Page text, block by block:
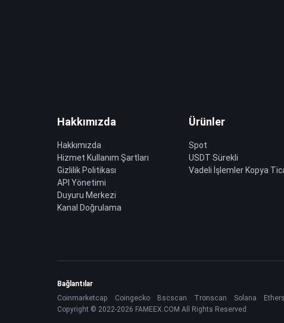
Hakkımızda
Hakkımızda
Hizmet Kullanım Şartları
Gizlilik Politikası
API Yönetimi
Duyuru Merkezi
Kanal Doğrulama
Ürünler
Spot
USDT Sürekli
Vadeli İşlemler Kopya
Bağlantılar
Coinmarketcap
Coingecko Bscscan Tronscan Solana
Copyright © 2022-2026 FAMEEX.COM All Rights Reserved